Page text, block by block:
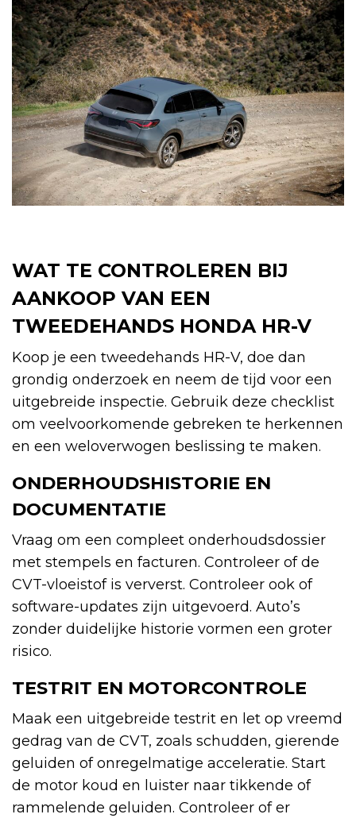
WAT TE CONTROLEREN BIJ
AANKOOP VAN EEN
TWEEDEHANDS HONDA HR-V
Koop je een tweedehands HR-V, doe dan
grondig onderzoek en neem de tijd voor een
uitgebreide inspectie. Gebruik deze checklist
om veelvoorkomende gebreken te herkennen
en een weloverwogen beslissing te maken.
ONDERHOUDSHISTORIE EN
DOCUMENTATIE
Vraag om een compleet onderhoudsdossier
met stempels en facturen. Controleer of de
CVT-vloeistof is ververst. Controleer ook of
software-updates zijn uitgevoerd. Auto’s
zonder duidelijke historie vormen een groter
risico.
TESTRIT EN MOTORCONTROLE
Maak een uitgebreide testrit en let op vreemd
gedrag van de CVT, zoals schudden, gierende
geluiden of onregelmatige acceleratie. Start
de motor koud en luister naar tikkende of
rammelende geluiden. Controleer of er